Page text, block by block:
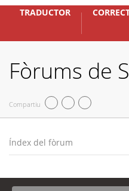
TRADUCTOR
Fòrums de
Compartiu
Índex del fòrum